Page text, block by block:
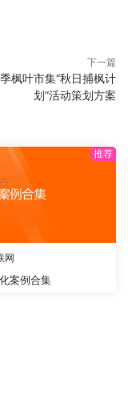
下一篇
枫叶市集“秋日捕枫计
划”活动策划方案
网
案例合集